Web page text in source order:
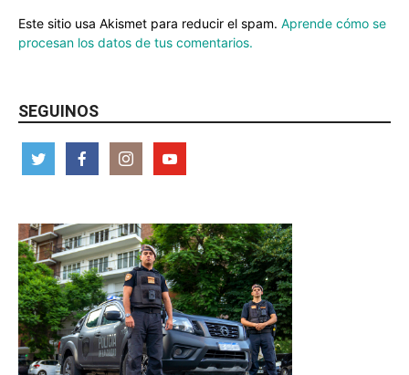
Este sitio usa Akismet para reducir el spam. Aprende cómo se
procesan los datos de tus comentarios.
SEGUINOS